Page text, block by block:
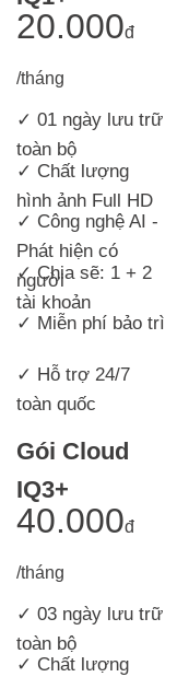
20.000đ
/tháng
✓ 01 ngày lưu trữ
toàn bộ
✓ Chất lượng
hình ảnh Full HD
✓ Công nghệ AI -
Phát hiện có
người
✓ Chia sẽ: 1 + 2
tài khoản
✓ Miễn phí bảo trì
✓ Hỗ trợ 24/7
toàn quốc
Gói Cloud
IQ3+
40.000đ
/tháng
✓ 03 ngày lưu trữ
toàn bộ
✓ Chất lượng